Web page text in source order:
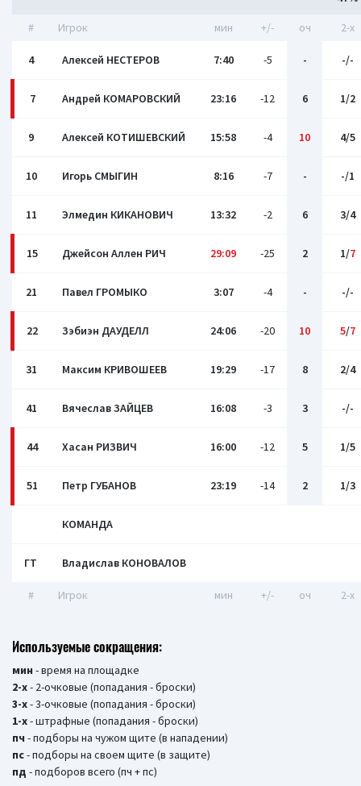
# Игрок мин +/- оч 2-x
4 Алексей НЕСТЕРОВ 7:40 -5 - -/-
7 Андрей КОМАРОВСКИЙ 23:16 -12 6 1/2
9 Алексей КОТИШЕВСКИЙ 15:58 -4 10 4/5
10 Игорь СМЫГИН 8:16 -7 - -/1
11 Элмедин КИКАНОВИЧ 13:32 -2 6 3/4
15 Джейсон Аллен РИЧ 29:09 -25 2 1/7
21 Павел ГРОМЫКО 3:07 -4 - -/-
22 Зэбиэн ДАУДЕЛЛ 24:06 -20 10 5/7
31 Максим КРИВОШЕЕВ 19:29 -17 8 2/4
41 Вячеслав ЗАЙЦЕВ 16:08 -3 3 -/-
44 Хасан РИЗВИЧ 16:00 -12 5 1/5
51 Петр ГУБАНОВ 23:19 -14 2 1/3
КОМАНДА
ГТ Владислав КОНОВАЛОВ
# Игрок мин +/- оч 2-x
Используемые сокращения:
мин - время на площадке
2-х- 2-очковые (попадания - броски)
3-х- 3-очковые (попадания - броски)
1-х- штрафные (попадания - броски)
пч - подборы на чужом щите (в нападении)
пс- подборы на своем щите (в защите)
пд - подборов всего (пч + пс)